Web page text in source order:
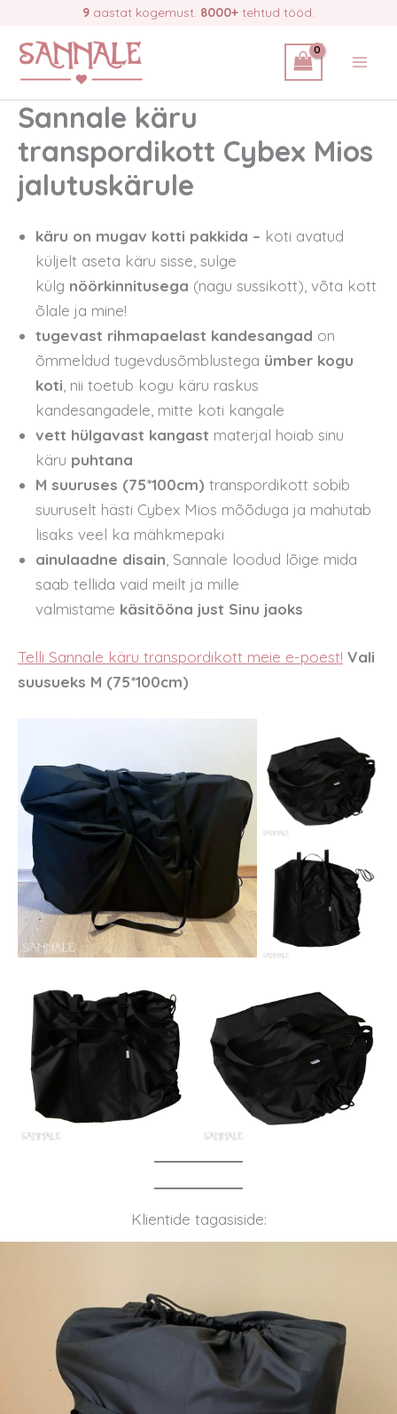
content
9 aastat kogemust. 8000+ tehtud tööd.
Sannale käru
transpordikott Cybex Mios
jalutuskärule
käru on mugav kotti pakkida – koti avatud
küljelt aseta käru sisse, sulge
külg nöörkinnitusega (nagu sussikott), võta kott
õlale ja mine!
tugevast rihmapaelast kandesangad on
õmmeldud tugevdusõmblustega ümber kogu
koti , nii toetub kogu käru raskus
kandesangadele, mitte koti kangale
vett hülgavast kangast materjal hoiab sinu
käru puhtana
M suuruses (75*100cm) transpordikott sobib
suuruselt hästi Cybex Mios mõõduga ja mahutab
lisaks veel ka mähkmepaki
ainulaadne disain , Sannale loodud lõige mida
saab tellida vaid meilt ja mille
valmistame käsitööna just Sinu jaoks
Telli Sannale käru transpordikott meie e-poest! Vali
suusueks M (75*100cm)
Klientide tagasiside: